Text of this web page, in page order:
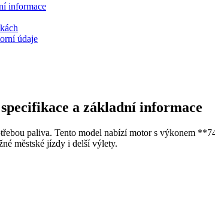
informace
údaje
a základní informace
paliva. Tento model nabízí motor s výkonem
městské jízdy i delší výlety.